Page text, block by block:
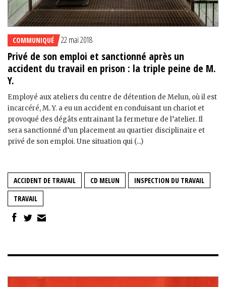
COMMUNIQUÉ 22 mai 2018
Privé de son emploi et sanctionné après un
accident du travail en prison : la triple peine de M.
Y.
Employé aux ateliers du centre de détention de Melun, où il est
incarcéré, M. Y. a eu un accident en conduisant un chariot et
provoqué des dégâts entrainant la fermeture de l’atelier. Il
sera sanctionné d’un placement au quartier disciplinaire et
privé de son emploi. Une situation qui (...)
ACCIDENT DE TRAVAIL CD MELUN
INSPECTION DU TRAVAIL
TRAVAIL